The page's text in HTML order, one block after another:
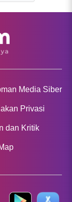
Media Siber
Privasi
dan Kritik